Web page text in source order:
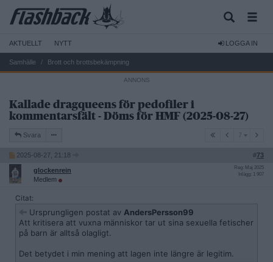
AKTUELLT NYTT LOGGA IN
Samhälle Brott och brottsbekämpning
Kallade dragqueens för pedofiler i
kommentarsfält - Döms för HMF (2025-08-27)
Svara
2025-08-27, 21:18 #73
glockenrein
Medlem
Reg: Maj 2025
Inlägg: 1 907
Citat:
Ursprungligen postat av AndersPersson99
Att kritisera att vuxna människor tar ut sina sexuella fetischer
på barn är alltså olagligt.
Det betydet i min mening att lagen inte längre är legitim.